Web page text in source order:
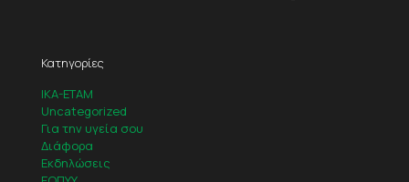
Κατηγορίες
IKA-ETAM
Uncategorized
Για την υγεία σου
Διάφορα
Εκδηλώσεις